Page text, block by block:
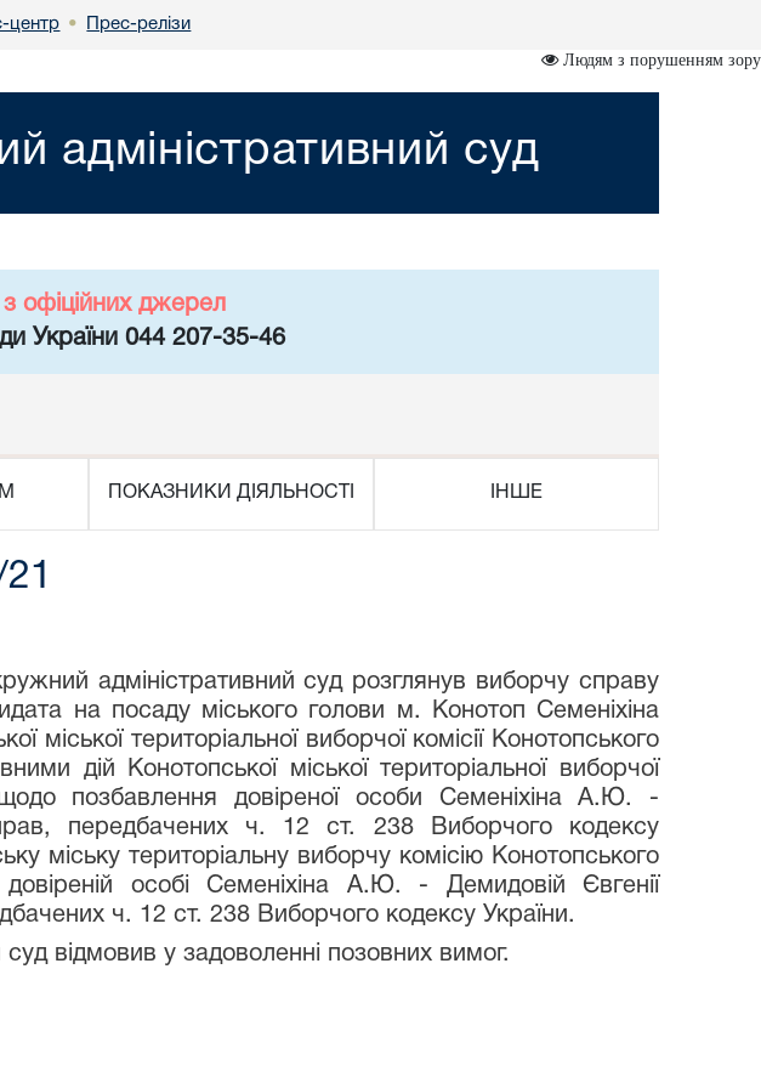
центр • Прес-релізи
Людям з порушенням зору
адміністративний суд
офіційних джерел
України 044 207-35-46
ПОКАЗНИКИ ДІЯЛЬНОСТІ ІНШЕ
адміністративний суд розглянув виборчу справу
на посаду міського голови м. Конотоп Семеніхіна
міської територіальної виборчої комісії Конотопського
дій Конотопської міської територіальної виборчої
щодо позбавлення довіреної особи Семеніхіна А.Ю. -
передбачених ч. 12 ст. 238 Виборчого кодексу
міську територіальну виборчу комісію Конотопського
особі Семеніхіна А.Ю. - Демидовій Євгенії
ч. 12 ст. 238 Виборчого кодексу України.
відмовив у задоволенні позовних вимог.